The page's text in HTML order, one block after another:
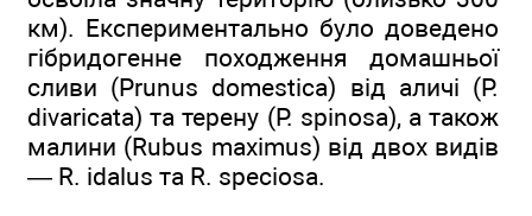
км). Експериментально було доведено
гібридогенне походження домашньої
сливи (Prunus domestica) від аличі (Р.
divaricata) та терену (Р. spinosa), а також
малини (Rubus maximus) від двох видів
— R. idalus та R. speciosa.